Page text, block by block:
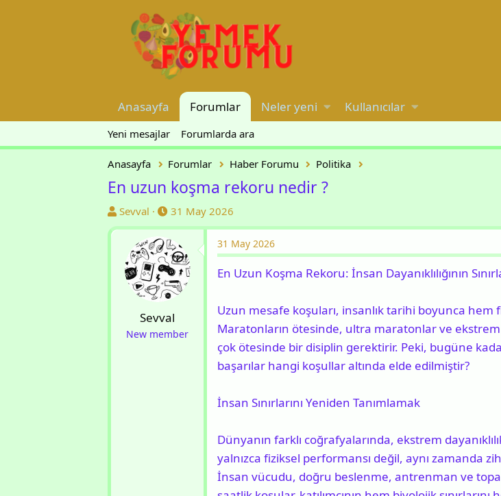
Anasayfa Forumlar Neler yeni Kullanıcılar
Yeni mesajlar Forumlarda ara
Anasayfa Forumlar Haber Forumu Politika
En uzun koşma rekoru nedir ?
K
o
Sevval
B
a
ş
l
a
n
ı
ç
31 May 2026
Sevval
New member
31 May 2026
En Uzun Koşma Rekoru: İnsan Dayanıklılığının
Uzun mesafe koşuları, insanlık tarihi boyunca hem
Maratonların ötesinde, ultra maratonlar ve
çok ötesinde bir disiplin gerektirir. Peki, bugüne
başarılar hangi koşullar altında elde edilmiştir?
İnsan Sınırlarını Yeniden Tanımlamak
Dünyanın farklı coğrafyalarında, ekstrem
yalnızca fiziksel performansı değil, aynı zamanda
İnsan vücudu, doğru beslenme, antrenman ve